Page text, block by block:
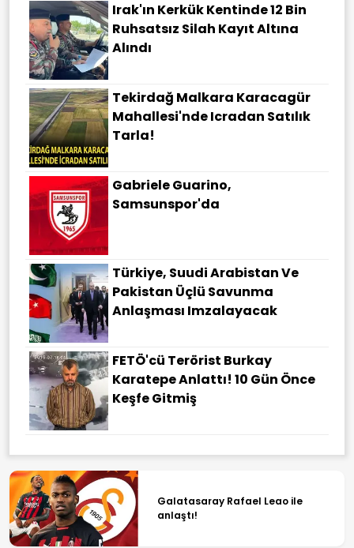
Irak'ın Kerkük Kentinde 12 Bin
Ruhsatsız Silah Kayıt Altına
Alındı
Tekirdağ Malkara Karacagür
Mahallesi'nde Icradan Satılık
Tarla!
Gabriele Guarino,
Samsunspor'da
Türkiye, Suudi Arabistan Ve
Pakistan Üçlü Savunma
Anlaşması Imzalayacak
FETÖ'cü Terörist Burkay
Karatepe Anlattı! 10 Gün Önce
Keşfe Gitmiş
Galatasaray Rafael Leao ile
anlaştı!